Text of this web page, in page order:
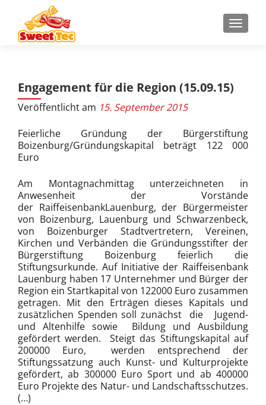
MENU
Engagement für die Region (15.09.15)
Veröffentlicht am 15. September 2015
Feierliche Gründung der Bürgerstiftung
Boizenburg/Gründungskapital beträgt 122 000
Euro
Am Montagnachmittag unterzeichneten in
Anwesenheit der Vorstände
der RaiffeisenbankLauenburg, der Bürgermeister
von Boizenburg, Lauenburg und Schwarzenbeck,
von Boizenburger Stadtvertretern, Vereinen,
Kirchen und Verbänden die Gründungsstifter der
Bürgerstiftung Boizenburg feierlich die
Stiftungsurkunde. Auf Initiative der Raiffeisenbank
Lauenburg haben 17 Unternehmer und Bürger der
Region ein Startkapital von 122000 Euro zusammen
getragen. Mit den Erträgen dieses Kapitals und
zusätzlichen Spenden soll zunächst die Jugend-
und Altenhilfe sowie Bildung und Ausbildung
gefördert werden. Steigt das Stiftungskapital auf
200000 Euro, werden entsprechend der
Stiftungssatzung auch Kunst- und Kulturprojekte
gefördert, ab 300000 Euro Sport und ab 400000
Euro Projekte des Natur- und Landschaftsschutzes.
(…)